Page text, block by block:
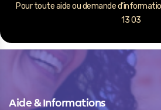
Pour toute aide ou demande
13 03
Aide & Informations